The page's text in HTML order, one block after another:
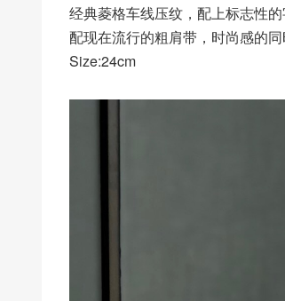
经典菱格车线压纹，配上标志性
配现在流行的粗肩带，时尚感的
Size:24cm